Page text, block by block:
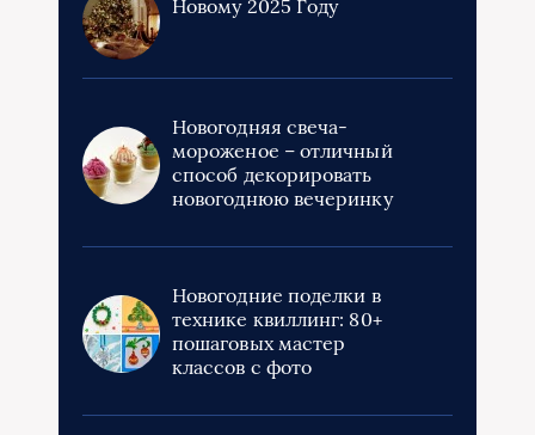
Новому 2025 Году
Новогодняя свеча-
мороженое – отличный
способ декорировать
новогоднюю вечеринку
Новогодние поделки в
технике квиллинг: 80+
пошаговых мастер
классов с фото